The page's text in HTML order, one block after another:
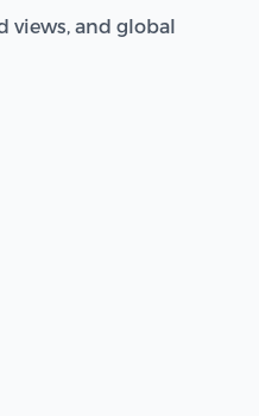
views, and global